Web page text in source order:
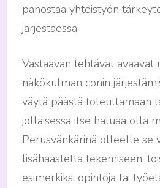
panostaa yhteistyön
järjestäessä.
Vastaavan tehtävät avaavat
näkökulman conin
väylä päästä toteuttamaan
jollaisessa itse haluaa olla
Perusvänkärinä olleelle se
lisähaastetta tekemiseen,
esimerkiksi opintoja tai